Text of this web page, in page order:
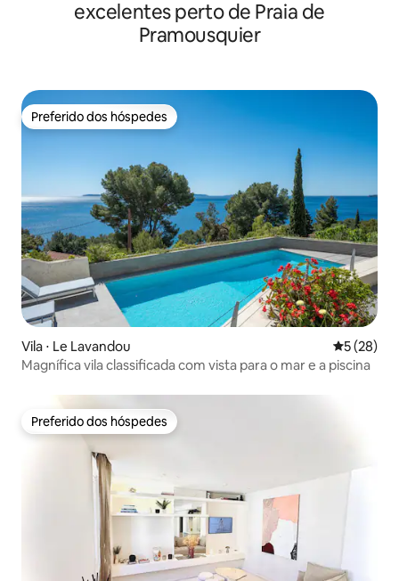
excelentes perto de Praia de
Pramousquier
Preferido dos hóspedes
Preferido dos hóspedes
Vila ⋅ Le Lavandou 5 de uma
5 (28)
Magnífica vila classificada com vista para o mar e a piscina
Preferido dos hóspedes
Preferido dos hóspedes